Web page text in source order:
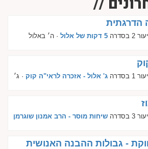
הדרגתית
2 בסדרה 5 דקות של אלול
· ה׳ באלול
1 בסדרה ג' אלול - אזכרה לראי"ה קוק · ג׳
3 בסדרה
שיחות מוסר - הרב אמנון שוגרמן
- גבולות ההבנה האנושית